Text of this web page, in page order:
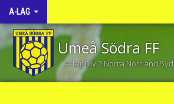
A-LAG
Umeå Södra FF
A-lag Div 2 Norra Norrland Syd